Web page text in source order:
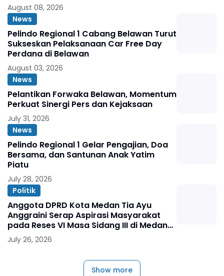
August 08, 2026
News
Pelindo Regional 1 Cabang Belawan Turut
Sukseskan Pelaksanaan Car Free Day
Perdana di Belawan
August 03, 2026
News
Pelantikan Forwaka Belawan, Momentum
Perkuat Sinergi Pers dan Kejaksaan
July 31, 2026
News
Pelindo Regional 1 Gelar Pengajian, Doa
Bersama, dan Santunan Anak Yatim
Piatu
July 28, 2026
Politik
Anggota DPRD Kota Medan Tia Ayu
Anggraini Serap Aspirasi Masyarakat
pada Reses VI Masa Sidang III di Medan
Marelan
July 26, 2026
Show more